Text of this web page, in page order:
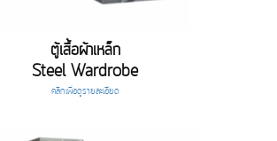
ตู้เสื้อผ้าเหล็ก
Steel Wardrobe
คลิกเพื่อดูรายละเอียด